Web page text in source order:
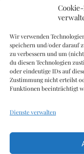
Wir verwenden
speichern und/oder darauf
zu verbessern und um
du diesen Technologien
oder eindeutige IDs auf
Zustimmung nicht erteilst
Funktionen beeinträchtigt
Dienste verwalten
Ein
75 Aufrufe
Wie
70